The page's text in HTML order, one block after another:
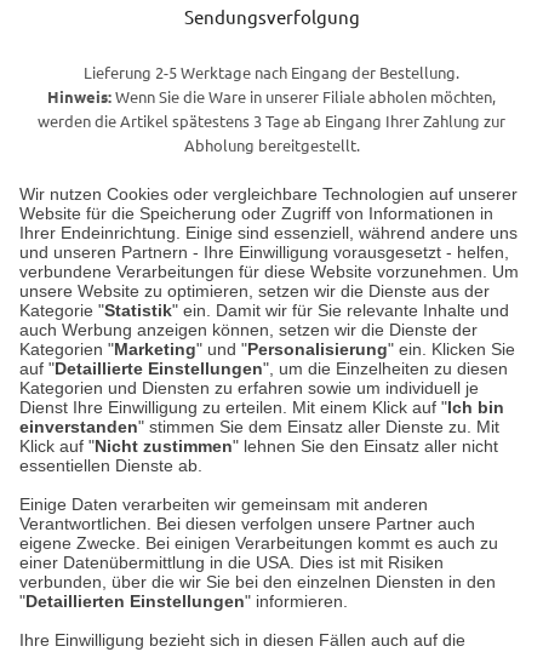
Wir nutzen Cookies oder vergleichbare Technologien auf unserer
Website für die Speicherung oder Zugriff von Informationen in
Ihrer Endeinrichtung. Einige sind essenziell, während andere uns
und unseren Partnern - Ihre Einwilligung vorausgesetzt - helfen,
verbundene Verarbeitungen für diese Website vorzunehmen. Um
unsere Website zu optimieren, setzen wir die Dienste aus der
Kategorie "Statistik" ein. Damit wir für Sie relevante Inhalte und
auch Werbung anzeigen können, setzen wir die Dienste der
Kategorien "Marketing" und "Personalisierung" ein. Klicken Sie
auf "Detaillierte Einstellungen", um die Einzelheiten zu diesen
Kategorien und Diensten zu erfahren sowie um individuell je
Dienst Ihre Einwilligung zu erteilen. Mit einem Klick auf "Ich bin
einverstanden" stimmen Sie dem Einsatz aller Dienste zu. Mit
Klick auf "Nicht zustimmen" lehnen Sie den Einsatz aller nicht
essentiellen Dienste ab.
Einige Daten verarbeiten wir gemeinsam mit anderen
Verantwortlichen. Bei diesen verfolgen unsere Partner auch
eigene Zwecke. Bei einigen Verarbeitungen kommt es auch zu
einer Datenübermittlung in die USA. Dies ist mit Risiken
verbunden, über die wir Sie bei den einzelnen Diensten in den
"Detaillierten Einstellungen" informieren.
Ihre Einwilligung bezieht sich in diesen Fällen auch auf die
Sendungsverfolgung
Lieferung 2-5 Werktage nach Eingang der Bestellung.
Hinweis:Wenn Sie die Ware in unserer Filiale abholen möchten,
werden die Artikel spätestens 3 Tage ab Eingang Ihrer Zahlung zur
Abholung bereitgestellt.
Unser Geschäft in Meckenheim
Auf dem Steinbüchel 6
53340 Meckenheim
Montag bis Samstag 9:00 Uhr bis 18:00 Uhr
weitere Information
Hier finden Sie uns im Netz
Cookie-Einstellungen in Ihrem Browser